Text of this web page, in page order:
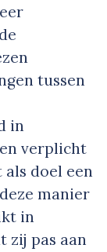
tussen
in
verplicht
als doel een
manier
in
zij pas aan